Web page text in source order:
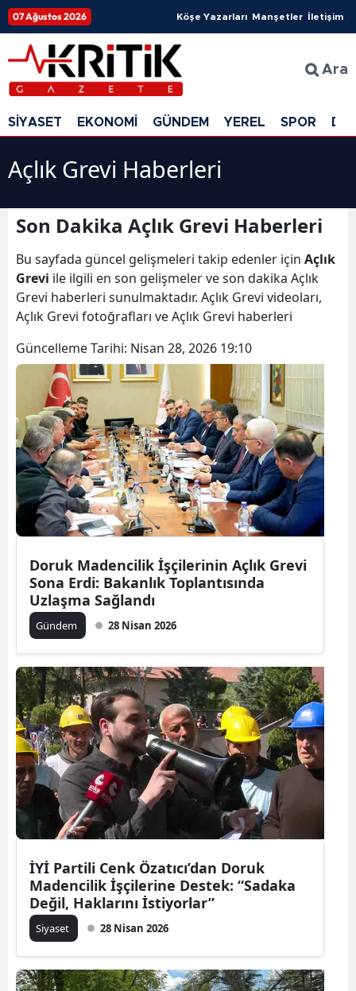
07 Ağustos 2026 Köşe Yazarları Manşetler İletişim
Ara
SİYASET EKONOMİ GÜNDEM YEREL SPOR
Açlık Grevi Haberleri
Son Dakika Açlık Grevi Haberleri
Bu sayfada güncel gelişmeleri takip edenler için Açlık
Grevi ile ilgili en son gelişmeler ve son dakika Açlık
Grevi haberleri sunulmaktadır. Açlık Grevi videoları,
Açlık Grevi fotoğrafları ve Açlık Grevi haberleri
Güncelleme Tarihi: Nisan 28, 2026 19:10
Doruk Madencilik İşçilerinin Açlık Grevi
Sona Erdi: Bakanlık Toplantısında
Uzlaşma Sağlandı
Gündem 28 Nisan 2026
İYİ Partili Cenk Özatıcı’dan Doruk
Madencilik İşçilerine Destek: “Sadaka
Değil, Haklarını İstiyorlar”
Siyaset 28 Nisan 2026